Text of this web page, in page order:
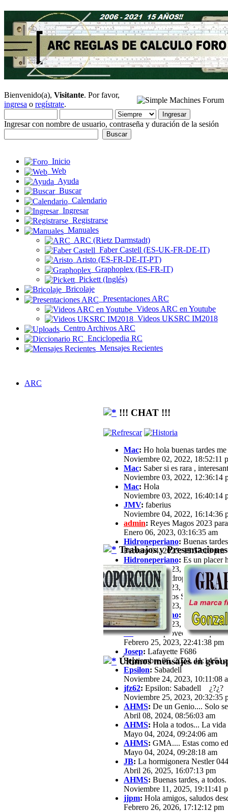
Bienvenido(a), Visitante. Por favor,
ingresa o regístrate.
Ingresar con nombre de usuario, contraseña y duración de la sesión
Inicio
Web
Ayuda
Buscar
Calendario
Ingresar
Registrarse
Manuales
ARC (Rietz Darmstadt)
Faber Castell (ES-UK-FR-DE-IT)
Aristo (ES-FR-DE-IT-PT)
Graphoplex (ES-FR-IT)
Pickett (Inglés)
Bricolaje
Presentaciones ARC
Videos ARC en Youtube
Videos UKSRC IM2018
Centro Archivos ARC
Enciclopedia RC
Mensajes Recientes
ARC
!!! CHAT !!!
Mac: Ho hola buenas tardes
Noviembre 02, 2022, 18:52:11
Mac: Saber si es rara ,
Noviembre 03, 2022, 12:36:14
Mac: Hola
Noviembre 03, 2022, 16:40:14
JMV: faberius
Noviembre 04, 2022, 16:14:36
admin: Reyes Magos 2023
Enero 06, 2023, 03:16:35 am
Hidroneperiano: Buenas
Febrero 04, 2023, 18:57:10 pm
Hidroneperiano: Es un placer
Febrero 04, 2023, 18:57:33 pm
jfz62:Hola Hidroperiano, Ya
Febrero 11, 2023, 21:03:25 pm
JB:Hola a todos Soy José
Febrero 13, 2023, 16:39:57 pm
Hidroneperiano: Hola a todos
Febrero 15, 2023, 20:44:40 pm
JB:Hola. Aprovechando que a
Febrero 25, 2023, 22:41:38 pm
Josep: Lafayette F686
Septiembre 06, 2023, 11:14:51
Epsilon: Sabadell
Noviembre 24, 2023, 10:11:08
jfz62: Epsilon: Sabadell ¿?¿?
Noviembre 25, 2023, 20:32:35
AHMS: De un Genio.... Solo
Abril 08, 2024, 08:56:03 am
AHMS: Hola a todos... La vida
Mayo 04, 2024, 09:24:06 am
AHMS: GMA.... Estas como
Mayo 04, 2024, 09:28:18 am
JB: La hormigonera Nestler
Abril 26, 2025, 16:07:13 pm
AHMS: Buenas tardes, a todos.
Noviembre 11, 2025, 19:11:41
jjpm: Hola amigos, saludos
Febrero 26, 2026, 17:12:12 pm
Trabajos y
Últimos mensajes en